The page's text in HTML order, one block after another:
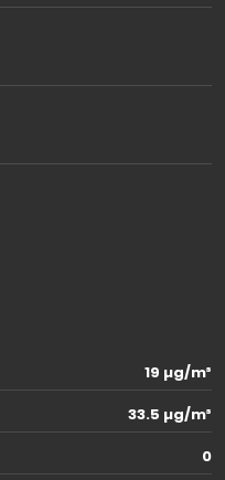
19 µg/m³
33.5 µg/m³
0